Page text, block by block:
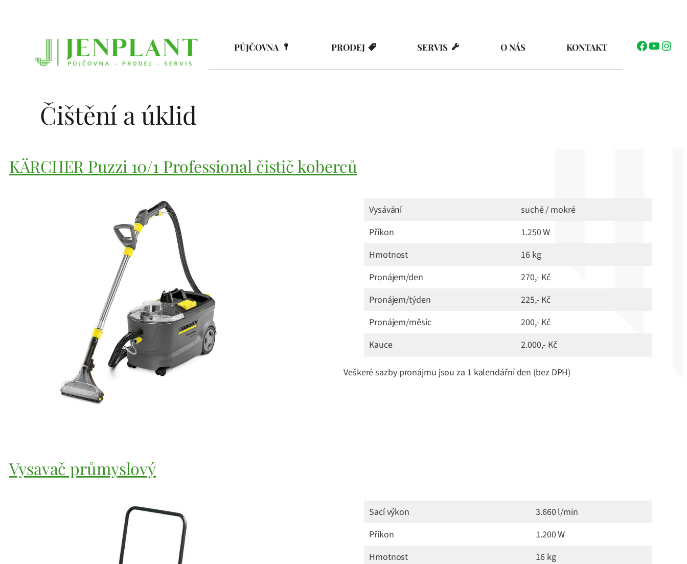
PŮJČOVNA PRODEJ SERVIS O NÁS KONTAKT Facebook
Čištění a úklid
KÄRCHER Puzzi 10/1 Professional čistič koberců
Vysávání
suché / mokré
Příkon
1.250 W
Hmotnost
16 kg
Pronájem/den
270,- Kč
Pronájem/týden
225,- Kč
Pronájem/měsíc
200,- Kč
Kauce
2.000,- Kč
Veškeré sazby pronájmu jsou za 1 kalendářní den (bez DPH)
Vysavač průmyslový
Sací výkon
3.660 l/min
Příkon
1.200 W
Hmotnost
16 kg